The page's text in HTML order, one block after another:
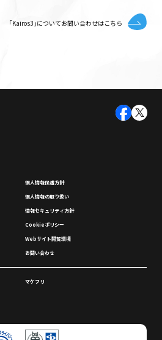
｢Kairos3｣についてお問い合わせはこちら
個⼈情報保護⽅針
個⼈情報の取り扱い
情報セキュリティ⽅針
Cookieポリシー
Webサイト閲覧環境
お問い合わせ
マケフリ